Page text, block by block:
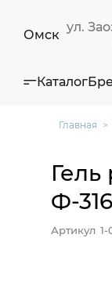
Омск
ул.
Каталог
Главная
Ф-
Артикул